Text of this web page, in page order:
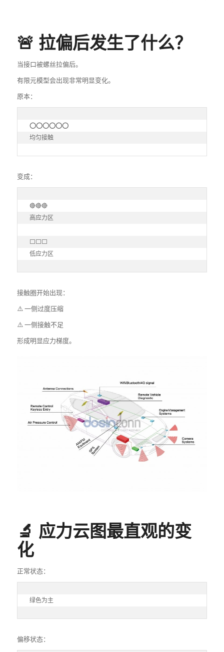
🚨 拉偏后发生了什么？
当接口被螺丝拉偏后。
有限元模型会出现非常明显变化。
原本：
⭕⭕⭕⭕⭕⭕
均匀接触
变成：
🔴🔴🔴
高应力区
⬜⬜⬜
低应力区
接触圈开始出现：
⚠️ 一侧过度压缩
⚠️ 一侧接触不足
形成明显应力梯度。
🔬 应力云图最直观的变
化
正常状态：
绿色为主
偏移状态：